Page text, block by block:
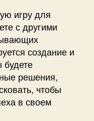
игру для
с другими
создание и
будете
решения,
чтобы
в своем